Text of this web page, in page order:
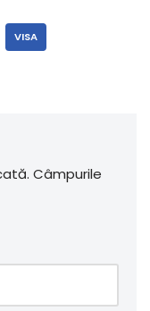
VISA
Câmpurile